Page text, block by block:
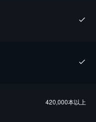
420,000本以上